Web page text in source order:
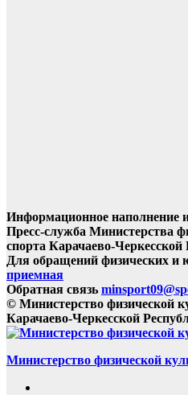
Информационное наполнение
Пресс-служба Министерства
спорта Карачаево-Черкесской
Для обращений физических и
приемная
Обратная связь
© Министерство физической
Карачаево-Черкесской
Министерство физической